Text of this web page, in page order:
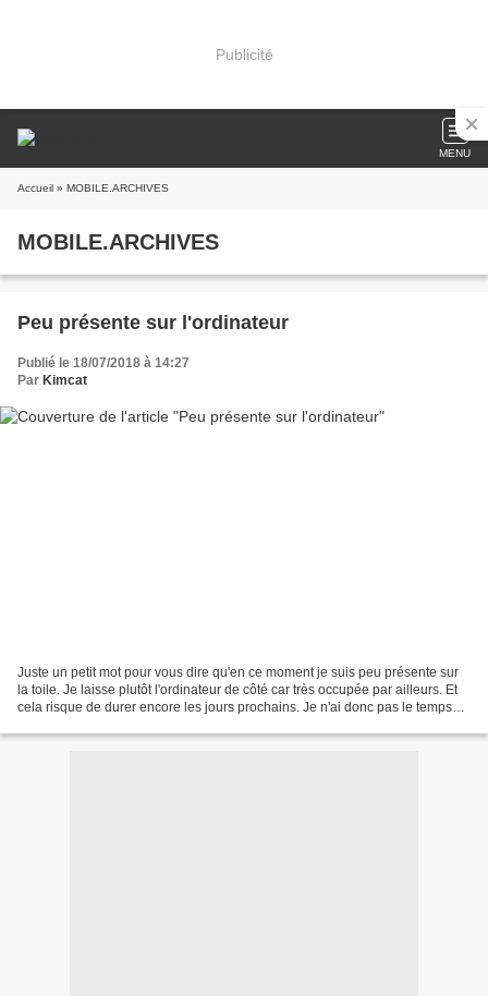
Publicité
MENU
Accueil » MOBILE.ARCHIVES
MOBILE.ARCHIVES
Peu présente sur l'ordinateur
Publié le 18/07/2018 à 14:27
Par Kimcat
Juste un petit mot pour vous dire qu'en ce moment je suis peu présente sur
la toile. Je laisse plutôt l'ordinateur de côté car très occupée par ailleurs. Et
cela risque de durer encore les jours prochains. Je n'ai donc pas le temps